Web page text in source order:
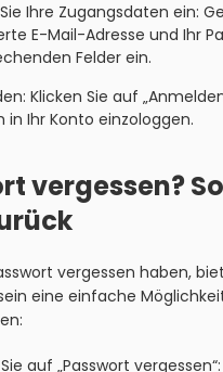
Ihre Zugangsdaten ein:
E-Mail-Adresse und Ihr
Felder ein.
Klicken Sie auf
in Ihr Konto einzologgen.
vergessen?
vergessen haben,
eine einfache
auf „Passwort